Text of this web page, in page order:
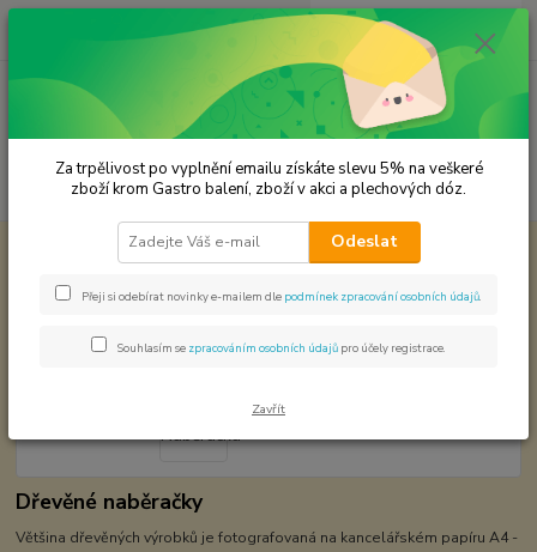
Menu
Hledat
ks
za 0,00 Kč
Dřevěné výrobky Naběračka
Naběračka
Dřevěné naběračky
Většina dřevěných výrobků je fotografovaná na kancelářském papíru A4 -
Za trpělivost po vyplnění emailu získáte slevu 5% na veškeré
zboží krom Gastro balení, zboží v akci a plechových dóz.
Odeslat
Přeji si odebírat novinky e-mailem dle podmínek zpracování osobních údajů
Souhlasím se zpracováním osobních údajů pro účely registrace.
Zavřít